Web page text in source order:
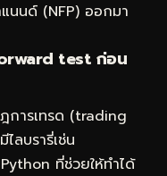
นนด์ (NFP) ออกมา
test ก่อน
ารเทรด (trading
ลบรารี่เช่น
ที่ช่วยให้ทำได้